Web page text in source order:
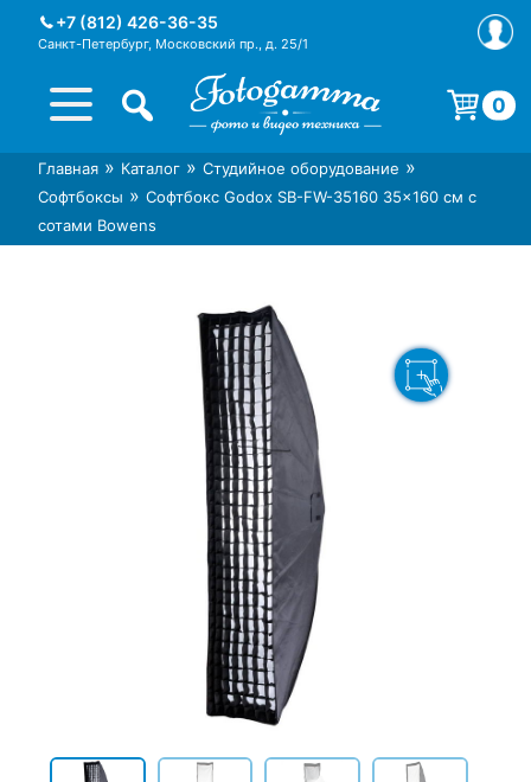
+7 (812) 426-36-35
Санкт-Петербург, Московский пр., д. 25/1
Интернет-магазин фототехники
Foto-Gamma в СПб
Магазин фотоаксессуаров foto-
gamma.ru
0
Корзина пуста.
Главная » Каталог » Студийное оборудование »
Софтбоксы » Софтбокс Godox SB-FW-35160 35×160 см с
сотами Bowens